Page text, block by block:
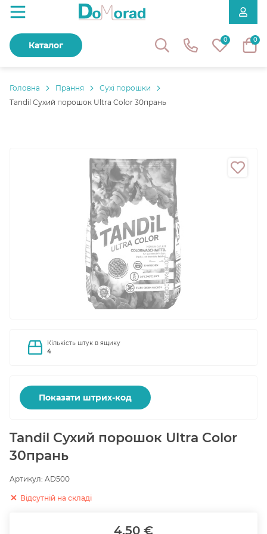
0 0
Каталог
Головнa Прання
Сухі порошки
Tandil Сухий порошок Ultra Color 30прань
Кількість штук в ящику
4
Показати штрих-код
Tandil Сухий порошок Ultra Color
30прань
Артикул: AD500
Відсутній на складі
4.50 €